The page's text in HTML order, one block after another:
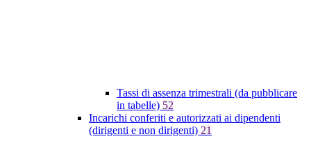
Tassi di assenza trimestrali (da pubblicare
in tabelle) 52
Incarichi conferiti e autorizzati ai dipendenti
(dirigenti e non dirigenti) 21